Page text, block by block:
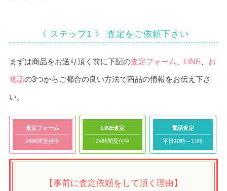
《 ステップ1 》 査定をご依頼下さい
まずは商品をお送り頂く前に下記の査定フォーム LINE お
電話の3つからご都合の良い方法で商品の情報をお伝え下さ
い。
査定フォーム
24時間受付中
LINE査定
24時間受付中
電話査定
平日10時～17時
【事前に査定依頼をして頂く理由】